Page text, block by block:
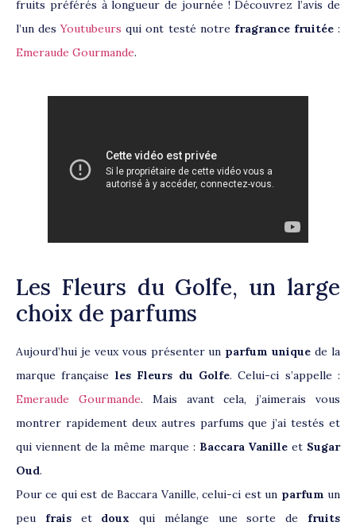
fruits préférés à longueur de journée ! Découvrez l’avis de
l’un desYoutubeurs qui ont testé notre fragrance fruitée:
Emeraude Gourmande.
Les Fleurs du Golfe, un large
choix de parfums
Aujourd’hui je veux vous présenter un parfum uniquede la
marque française les Fleurs du Golfe. Celui-ci s’appelle :
Emeraude Gourmande. Mais avant cela, j’aimerais vous
montrer rapidement deux autres parfums que j’ai testés et
qui viennent de la même marque : Baccara Vanilleet Sugar
Oud.
Pour ce qui est de Baccara Vanille, celui-ci est un parfumun
peu frais et douxqui mélange une sorte de fruits